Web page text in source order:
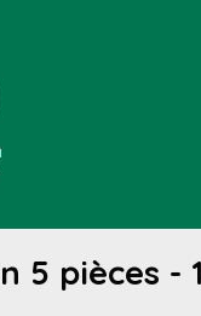
5 pièces -